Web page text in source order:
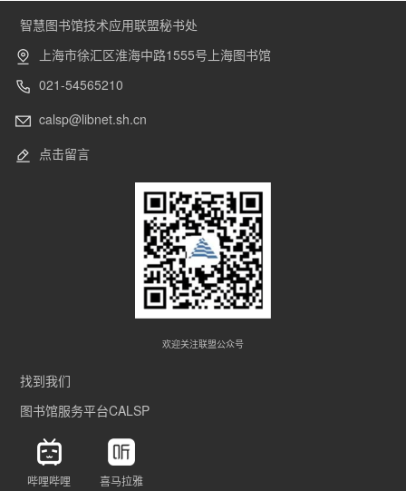
智慧图书馆技术应用联盟秘书处
上海市徐汇区淮海中路1555号上海图书馆
021-54565210
calsp@libnet.sh.cn
点击留言
欢迎关注联盟公众号
找到我们
图书馆服务平台CALSP
哔哩哔哩 喜马拉雅